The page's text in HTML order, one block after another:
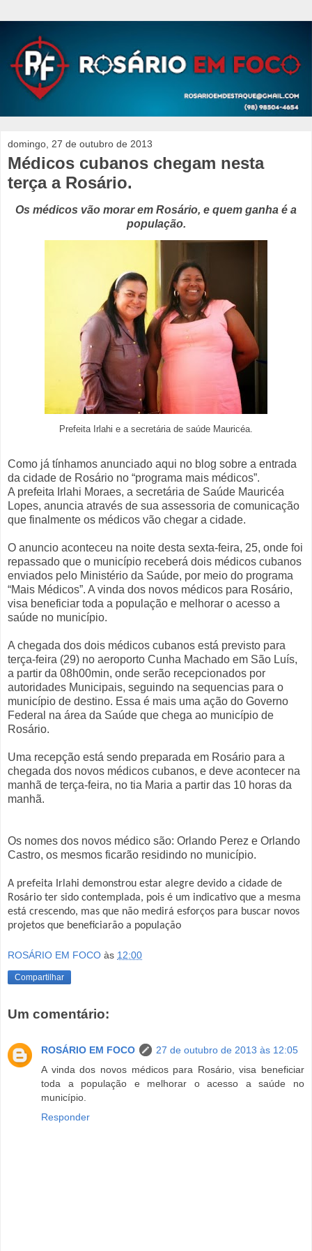
domingo, 27 de outubro de 2013
Médicos cubanos chegam nesta
terça a Rosário.
Os médicos vão morar em Rosário, e quem ganha é a
população.
Prefeita Irlahi e a secretária de saúde Mauricéa.
Como já tínhamos anunciado aqui no blog sobre a entrada
da cidade de Rosário no “programa mais médicos”.
A prefeita Irlahi Moraes, a secretária de Saúde Mauricéa
Lopes, anuncia através de sua assessoria de comunicação
que finalmente os médicos vão chegar a cidade.
O anuncio aconteceu na noite desta sexta-feira, 25, onde foi
repassado que o município receberá dois médicos cubanos
enviados pelo Ministério da Saúde, por meio do programa
“Mais Médicos”. A vinda dos novos médicos para Rosário,
visa beneficiar toda a população e melhorar o acesso a
saúde no município.
A chegada dos dois médicos cubanos está previsto para
terça-feira (29) no aeroporto Cunha Machado em São Luís,
a partir da 08h00min, onde serão recepcionados por
autoridades Municipais, seguindo na sequencias para o
município de destino. Essa é mais uma ação do Governo
Federal na área da Saúde que chega ao município de
Rosário.
Uma recepção está sendo preparada em Rosário para a
chegada dos novos médicos cubanos, e deve acontecer na
manhã de terça-feira, no tia Maria a partir das 10 horas da
manhã.
Os nomes dos novos médico são: Orlando Perez e Orlando
Castro, os mesmos ficarão residindo no município.
A prefeita Irlahi demonstrou estar alegre devido a cidade de
Rosário ter sido contemplada, pois é um indicativo que a mesma
está crescendo, mas que não medirá esforços para buscar novos
projetos que beneficiarão a população
ROSÁRIO EM FOCO às 12:00
Compartilhar
Um comentário:
ROSÁRIO EM FOCO
27 de outubro de 2013 às 12:05
A vinda dos novos médicos para Rosário, visa beneficiar
toda a população e melhorar o acesso a saúde no
município.
Responder